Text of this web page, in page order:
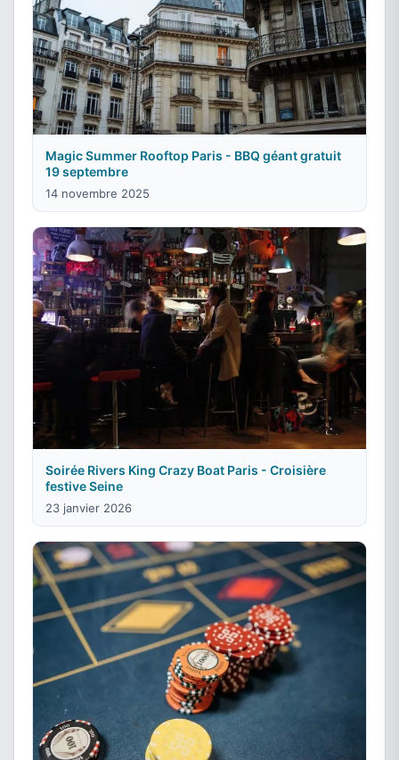
Magic Summer Rooftop Paris - BBQ géant gratuit
19 septembre
14 novembre 2025
Soirée Rivers King Crazy Boat Paris - Croisière
festive Seine
23 janvier 2026